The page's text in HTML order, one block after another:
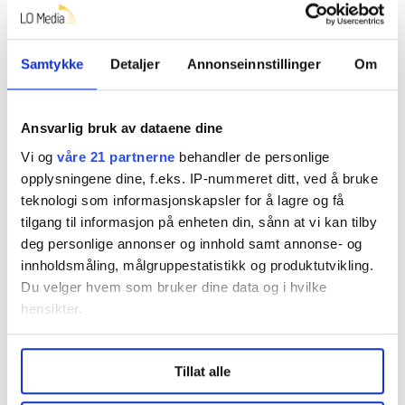
Samtykke Detaljer Annonseinnstillinger Om
Ansvarlig bruk av dataene dine
Vi og våre 21 partnerne behandler de personlige
opplysningene dine, f.eks. IP-nummeret ditt, ved å bruke
teknologi som informasjonskapsler for å lagre og få
tilgang til informasjon på enheten din, sånn at vi kan tilby
deg personlige annonser og innhold samt annonse- og
innholdsmåling, målgruppestatistikk og produktutvikling.
Du velger hvem som bruker dine data og i hvilke
hensikter.
Undermer infokan du lese om hvordan dine personlige
data behandles og hvordan du kan velge hvordan de skal
brukes. Du kan hele tiden endre eller trekke tilbake ditt
Tillat alle
Folk Nettverk-folk
Del artikkel